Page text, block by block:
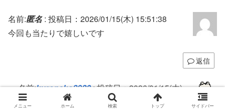
名前:匿名: 投稿日：2026/01/15(木) 15:51:38
今回も当たりで嬉しいです
返信
名前:kuroneko8920:投稿日：2026/01/15(木)
20:08:44
メニュー ホーム 検索 トップ サイドバー